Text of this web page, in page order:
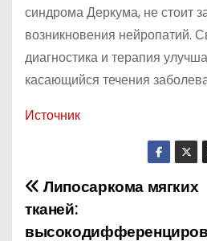
синдрома Деркума, не стоит
возникновения нейропатий.
диагностика и терапия
касающийся течения
Источник
Н
а
Липосаркома мягких
тканей: